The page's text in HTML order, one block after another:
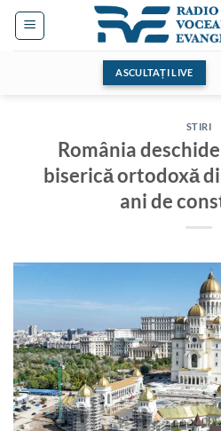
Skip
ASCULTAȚI LIVE
STIRI
România
biserică ortodoxă
ani de